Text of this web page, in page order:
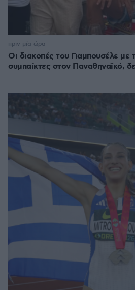
Οι διακοπές του Γιαμπουσέλε με
συμπαίκτες στον Παναθηναϊκό,
πριν μία ώρα